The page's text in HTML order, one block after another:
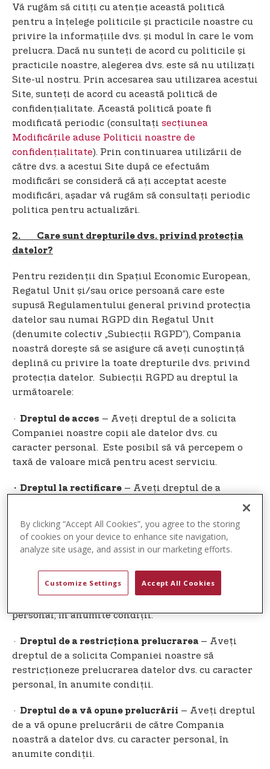
Vă rugăm să citiți cu atenție această politică
pentru a înțelege politicile și practicile noastre cu
privire la informațiile dvs. și modul în care le vom
prelucra. Dacă nu sunteți de acord cu politicile și
practicile noastre, alegerea dvs. este să nu utilizați
Site-ul nostru. Prin accesarea sau utilizarea acestui
Site, sunteți de acord cu această politică de
confidențialitate. Această politică poate fi
modificată periodic (consultați secțiunea
Modificările aduse Politicii noastre de
confidențialitate). Prin continuarea utilizării de
către dvs. a acestui Site după ce efectuăm
modificări se consideră că ați acceptat aceste
modificări, așadar vă rugăm să consultați periodic
politica pentru actualizări.
2. Care sunt drepturile dvs. privind protecția
datelor?
Pentru rezidenții din Spațiul Economic European,
Regatul Unit și/sau orice persoană care este
supusă Regulamentului general privind protecția
datelor sau numai RGPD din Regatul Unit
(denumite colectiv „Subiecții RGPD”), Compania
noastră dorește să se asigure că aveți cunoștință
deplină cu privire la toate drepturile dvs. privind
protecția datelor. Subiecții RGPD au dreptul la
următoarele:
· Dreptul de acces – Aveți dreptul de a solicita
Companiei noastre copii ale datelor dvs. cu
caracter personal. Este posibil să vă percepem o
taxă de valoare mică pentru acest serviciu.
· Dreptul la rectificare – Aveți dreptul de a
asemenea, aveţi dreptul de a solicita Companiei
noastre să completeze informaţiile pe care le
· Dreptul la ștergere– Aveți dreptul de a solicita
personal, în anumite condiții.
· Dreptul de a restricționa prelucrarea – Aveți
dreptul de a solicita Companiei noastre să
restricționeze prelucrarea datelor dvs. cu caracter
personal, în anumite condiții.
· Dreptul de a vă opune prelucrării – Aveți dreptul
de a vă opune prelucrării de către Compania
noastră a datelor dvs. cu caracter personal, în
anumite condiții.
By clicking “Accept All Cookies”, you agree to the storing
of cookies on your device to enhance site navigation,
analyze site usage, and assist in our marketing efforts.
Customize Settings Accept All Cookies